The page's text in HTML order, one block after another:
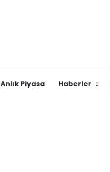
Anlık Piyasa Haberler